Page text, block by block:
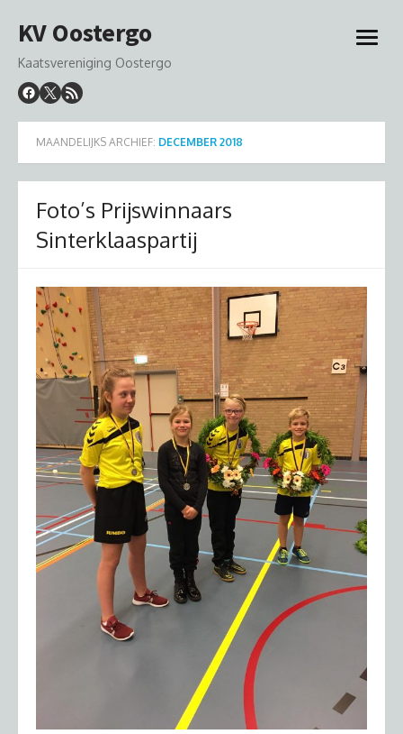
naar
inhoud
KV Oostergo
Kaatsvereniging Oostergo
open
MAANDELIJKS ARCHIEF: DECEMBER 2018
Foto’s Prijswinnaars
Sinterklaaspartij